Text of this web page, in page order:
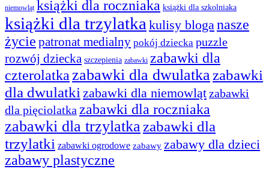
niemowląt książki dla roczniaka książki dla szkolniaka
książki dla trzylatka kulisy bloganasze
życie patronat medialny pokój dziecka puzzle
rozwój dziecka szczepienia zabawki zabawki dla
czterolatka zabawki dla dwulatkazabawki
dla dwulatki zabawki dla niemowlątzabawki
dla pięciolatka zabawki dla roczniaka
zabawki dla trzylatkazabawki dla
trzylatki zabawki ogrodowe zabawy zabawy dla dzieci
zabawy plastyczne